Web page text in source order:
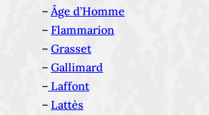
– Âge d’Homme
– Flammarion
– Grasset
– Gallimard
– Laffont
– Lattès